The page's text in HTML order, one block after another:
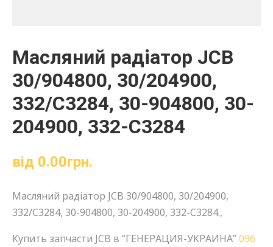
Масляний радіатор JCB
30/904800, 30/204900,
332/C3284, 30-904800, 30-
204900, 332-C3284
від 0.00грн.
Масляний радіатор JCB 30/904800, 30/204900,
332/C3284, 30-904800, 30-204900, 332-C3284.,
Купить запчасти JCB в “ГЕНЕРАЦИЯ-УКРАИНА”096